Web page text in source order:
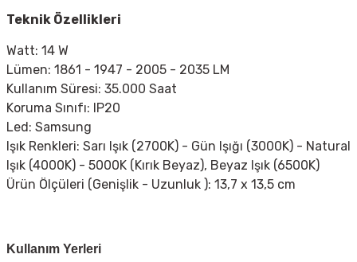
Teknik Özellikleri
Watt: 14 W
Lümen: 1861 - 1947 - 2005 - 2035 LM
Kullanım Süresi: 35.000 Saat
Koruma Sınıfı: IP20
Led: Samsung
Işık Renkleri: Sarı Işık (2700K) - Gün Işığı (3000K) - Natural
Işık (4000K) - 5000K (Kırık Beyaz), Beyaz Işık (6500K)
Ürün Ölçüleri (Genişlik - Uzunluk ): 13,7 x 13,5 cm
Kullanım Yerleri